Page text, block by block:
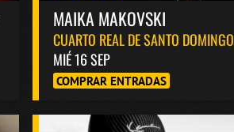
MAIKA MAKOVSKI
CUARTO REAL DE SANTO DOMINGO
MIÉ 16 SEP
COMPRAR ENTRADAS